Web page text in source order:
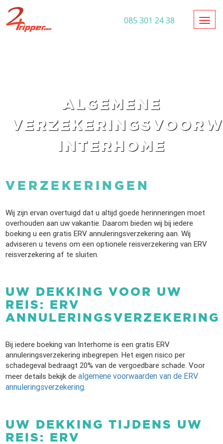
085 301 24 38
ALGEMENE
INTERHOME
VERZEKERINGEN
Wij zijn ervan overtuigd dat u altijd goede herinneringen moet
overhouden aan uw vakantie. Daarom bieden wij bij iedere
boeking u een gratis ERV annuleringsverzekering aan. Wij
adviseren u tevens om een optionele reisverzekering van ERV
reisverzekering af te sluiten.
UW DEKKING VOOR UW
REIS: ERV
ANNULERINGSVERZEKERING
Bij iedere boeking van Interhome is een gratis ERV
annuleringsverzekering inbegrepen. Het eigen risico per
schadegeval bedraagt 20% van de vergoedbare schade. Voor
meer details bekijk dealgemene voorwaarden van de ERV
annuleringsverzekering.
UW DEKKING TIJDENS UW
REIS: ERV